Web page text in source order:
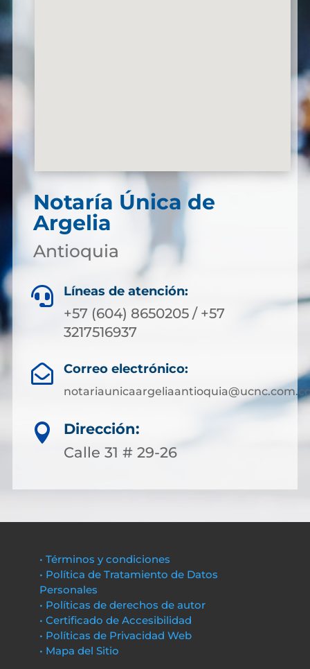
Notaría Única de
Argelia
Antioquia
 Líneas de atención:
+57 (604) 8650205 / +57
3217516937
 Correo electrónico:

Dirección:
Calle 31 # 29-26
• Términos y condiciones
• Política de Tratamiento de Datos
Personales
• Políticas de derechos de autor
• Certificado de Accesibilidad
• Políticas de Privacidad Web
• Mapa del Sitio